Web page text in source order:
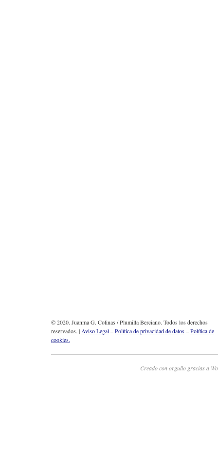
© 2020. Juanma G. Colinas / Plumilla Berciano. Todos los derechos
reservados. |Aviso Legal–Política de privacidad de datos–Política de
cookies.
Creado con orgullo gracias a